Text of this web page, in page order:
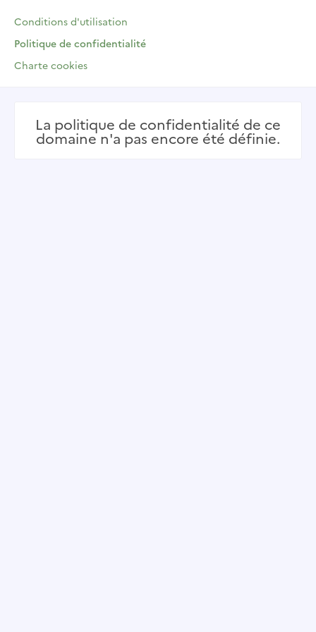
Conditions d'utilisation
Politique de confidentialité
Charte cookies
La politique de confidentialité de ce
domaine n'a pas encore été définie.